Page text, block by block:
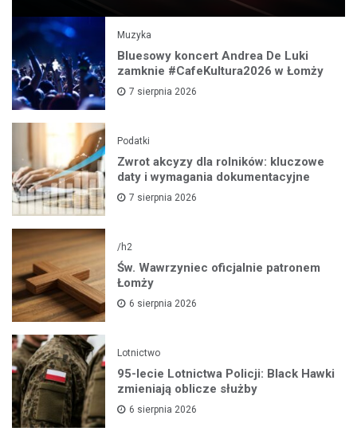
Muzyka
Bluesowy koncert Andrea De Luki
zamknie #CafeKultura2026 w Łomży
7 sierpnia 2026
Podatki
Zwrot akcyzy dla rolników: kluczowe
daty i wymagania dokumentacyjne
7 sierpnia 2026
/h2
Św. Wawrzyniec oficjalnie patronem
Łomży
6 sierpnia 2026
Lotnictwo
95-lecie Lotnictwa Policji: Black Hawki
zmieniają oblicze służby
6 sierpnia 2026